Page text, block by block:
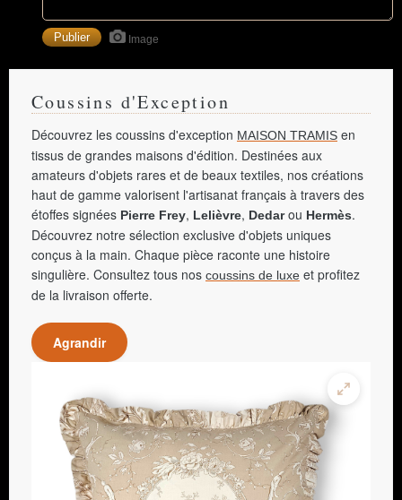
Image
Coussins d'Exception
Découvrez les coussins d'exception MAISON TRAMIS en
tissus de grandes maisons d'édition. Destinées aux
amateurs d'objets rares et de beaux textiles, nos créations
haut de gamme valorisent l'artisanat français à travers des
étoffes signées Pierre Frey, Lelièvre, Dedarou Hermès.
Découvrez notre sélection exclusive d'objets uniques
conçus à la main. Chaque pièce raconte une histoire
singulière. Consultez tous nos coussins de luxe et profitez
de la livraison offerte.
Agrandir